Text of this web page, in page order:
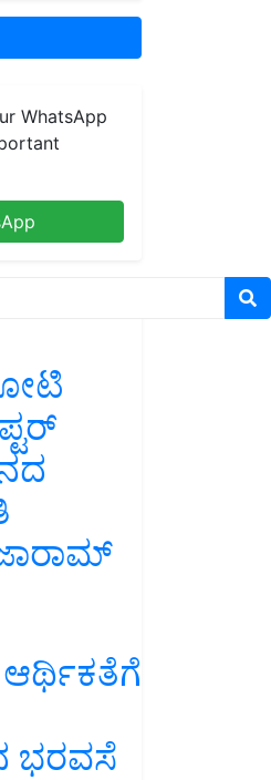
WhatsApp
ಆರ್ಥಿಕತೆಗೆ
ಭರವಸೆ